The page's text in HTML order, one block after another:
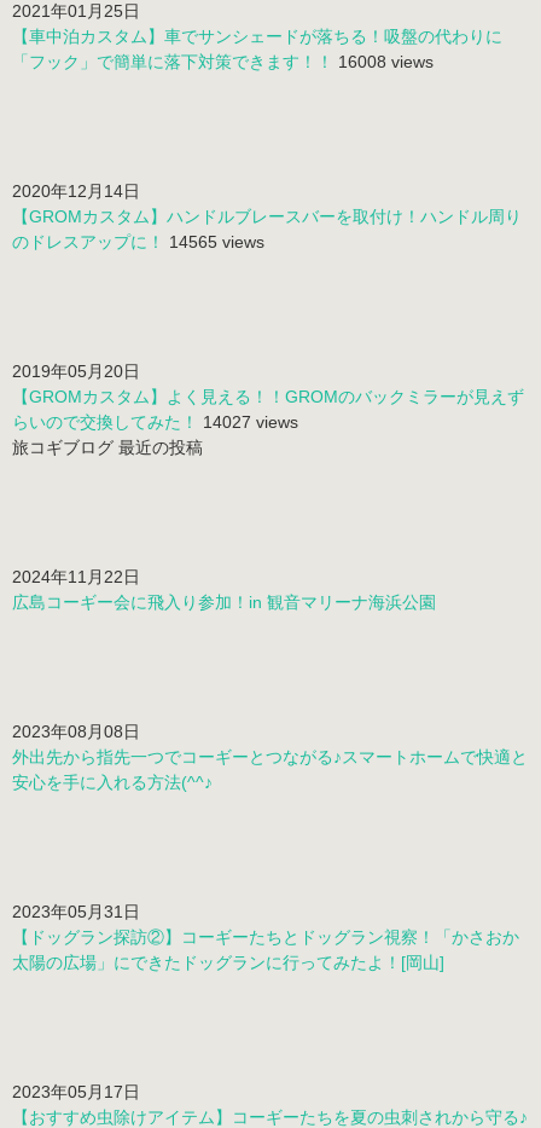
2021年01月25日
【車中泊カスタム】車でサンシェードが落ちる！吸盤の代わりに
「フック」で簡単に落下対策できます！！ 16008 views
2020年12月14日
【GROMカスタム】ハンドルブレースバーを取付け！ハンドル周り
のドレスアップに！ 14565 views
2019年05月20日
【GROMカスタム】よく見える！！GROMのバックミラーが見えず
らいので交換してみた！ 14027 views
旅コギブログ 最近の投稿
2024年11月22日
広島コーギー会に飛入り参加！in 観音マリーナ海浜公園
2023年08月08日
外出先から指先一つでコーギーとつながる♪スマートホームで快適と
安心を手に入れる方法(^^♪
2023年05月31日
【ドッグラン探訪②】コーギーたちとドッグラン視察！「かさおか
太陽の広場」にできたドッグランに行ってみたよ！[岡山]
2023年05月17日
【おすすめ虫除けアイテム】コーギーたちを夏の虫刺されから守る♪